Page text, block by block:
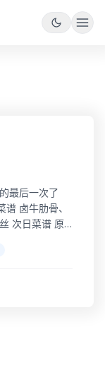
最后一次了
卤牛肋骨、
次日菜谱 原